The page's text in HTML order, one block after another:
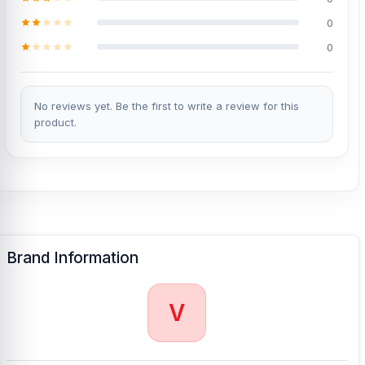
0
0
No reviews yet. Be the first to write a review for this
product.
Brand Information
V